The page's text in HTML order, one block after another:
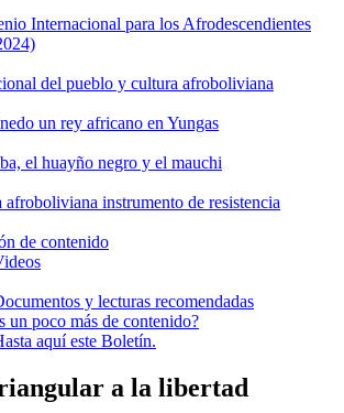
Internacional para los Afrodescendientes
del pueblo y cultura afroboliviana
un rey africano en Yungas
el huayño negro y el mauchi
afroboliviana instrumento de resistencia
de contenido
y lecturas recomendadas
un poco más de contenido?
aquí este Boletín.
a la libertad